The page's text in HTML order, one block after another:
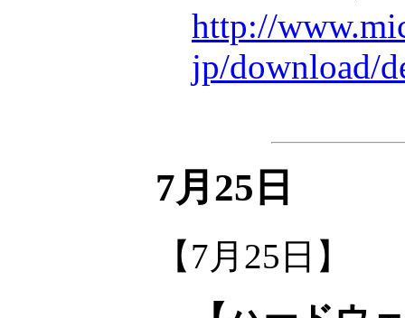
http://
jp/download/
7月25日
【7月25日】